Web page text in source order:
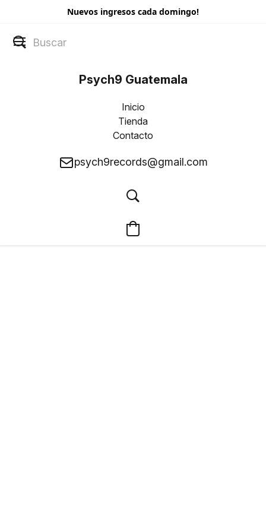
Nuevos ingresos cada domingo!
Psych9 Guatemala
Inicio
Tienda
Contacto
psych9records@gmail.com